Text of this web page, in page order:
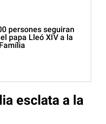
persones seguiran
papa Lleó XIV a la
esclata a la